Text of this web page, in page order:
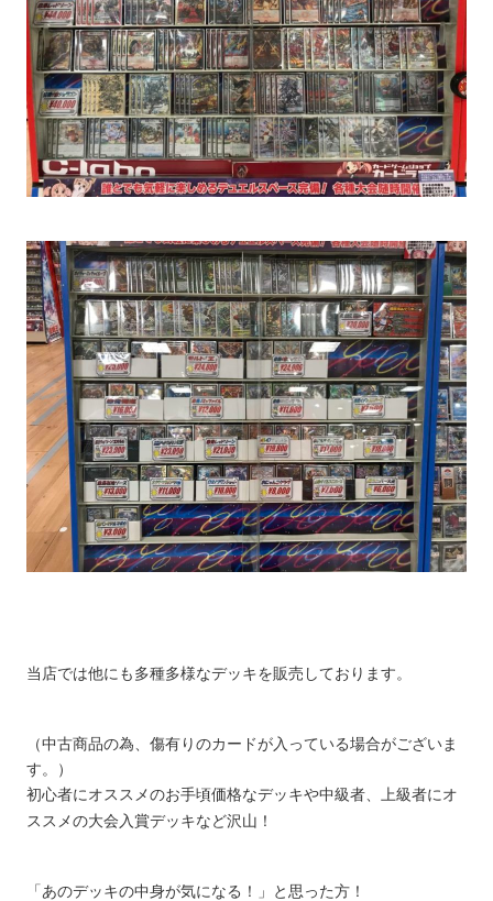
当店では他にも多種多様なデッキを販売しております。
（中古商品の為、傷有りのカードが入っている場合がございま
す。）
初心者にオススメのお手頃価格なデッキや中級者、上級者にオ
ススメの大会入賞デッキなど沢山！
「あのデッキの中身が気になる！」と思った方！